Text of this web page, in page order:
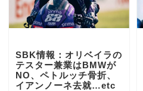
SBK情報：オリベイラの
テスター兼業はBMWが
NO、ペトルッチ骨折、
イアンノーネ去就…etc